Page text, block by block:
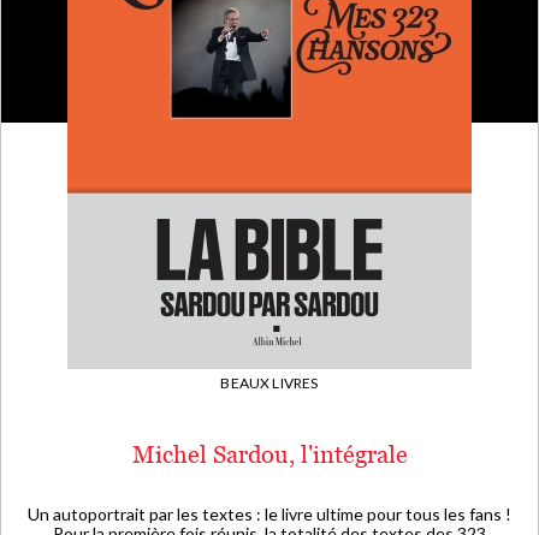
BEAUX LIVRES
Michel Sardou, l'intégrale
Un autoportrait par les textes : le livre ultime pour tous les fans !